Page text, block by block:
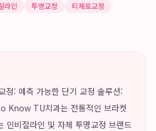
라인 투명교정
티제로교정
정: 예측 가능한 단기 교정 솔루션:
TU치과는 전통적인 브라켓
인비절라인 및 자체 투명교정 브랜드